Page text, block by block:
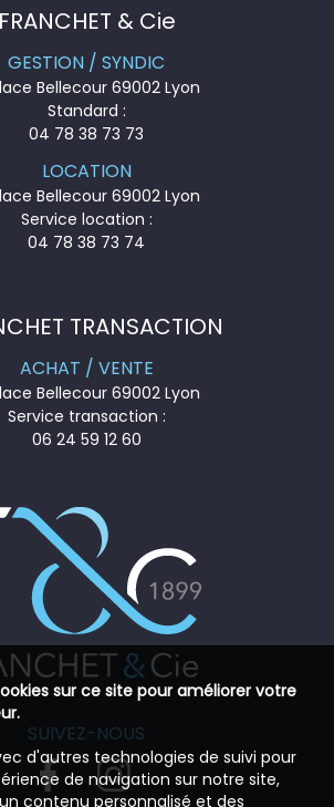
FRANCHET & Cie
GESTION / SYNDIC
Bellecour 69002 Lyon
Standard :
04 78 38 73 73
LOCATION
Bellecour 69002 Lyon
Service location :
04 78 38 73 74
TRANSACTION
ACHAT / VENTE
Bellecour 69002 Lyon
Service transaction :
06 24 59 12 60
SUIVEZ-NOUS
sur ce site pour améliorer votre
d'autres technologies de suivi pour
de navigation sur notre site,
contenu personnalisé et des